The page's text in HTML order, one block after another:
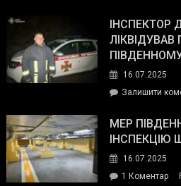
ІНСПЕКТОР
16.07.2025
Залишити
МЕР
ІНСПЕКЦІЮ
16.07.2025
1 Коментардо